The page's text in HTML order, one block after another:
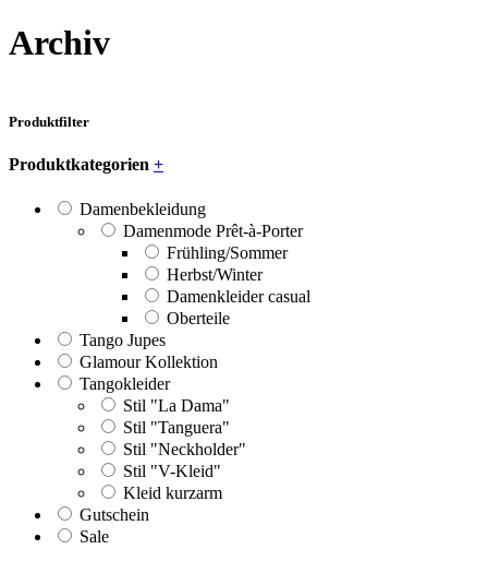
Archiv
Produktfilter
Produktkategorien +
Damenbekleidung
Damenmode Prêt-à-Porter
Frühling/Sommer
Herbst/Winter
Damenkleider casual
Oberteile
Tango Jupes
Glamour Kollektion
Tangokleider
Stil "La Dama"
Stil "Tanguera"
Stil "Neckholder"
Stil "V-Kleid"
Kleid kurzarm
Gutschein
Sale